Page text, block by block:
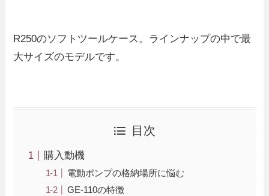
R250のソフトツールケース。ラインナップの中で最
大サイズのモデルです。
目次
購入動機
電動ポンプの格納場所に悩む
GE-110の特徴